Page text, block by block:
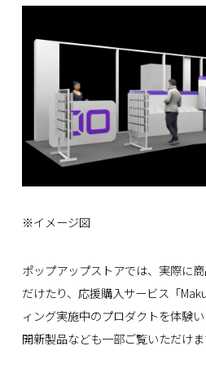
※イメージ図
ポップアップストアでは、実際に
だけたり、応援購入サービス「
ィング実施中のプロダクトを体験
開新製品なども一部ご覧いただけま